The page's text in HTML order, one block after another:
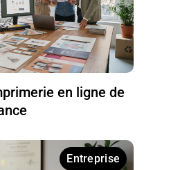
en ligne de
Entreprise